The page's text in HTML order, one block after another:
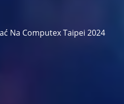
Na Computex Taipei 2024